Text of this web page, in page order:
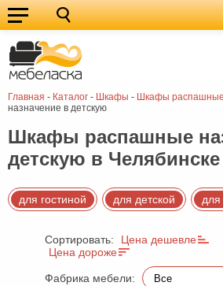
Главная - Каталог - Шкафы - Шкафы распашные
назначение в детскую
Кухонные
гарнитуры
Мебель
для
кухни
Мебель
для
спальни
Кровати
Шкафы
Диваны
Мягкая
мебель
Детская
мебель
Мебель
Шкафы распашные
детскую в Челябинске
для гостиной для детской для
Сортировать:
Цена дешевле
Цена дороже
Фабрика мебели: